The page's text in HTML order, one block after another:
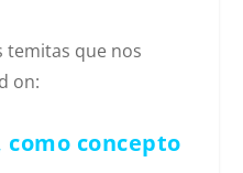
temitas que nos
on:
concepto